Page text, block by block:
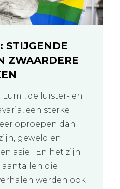
STIJGENDE
ZWAARDERE
Lumi, de luister- en
een sterke
oproepen dan
geweld en
asiel. En het zijn
aantallen die
werden ook